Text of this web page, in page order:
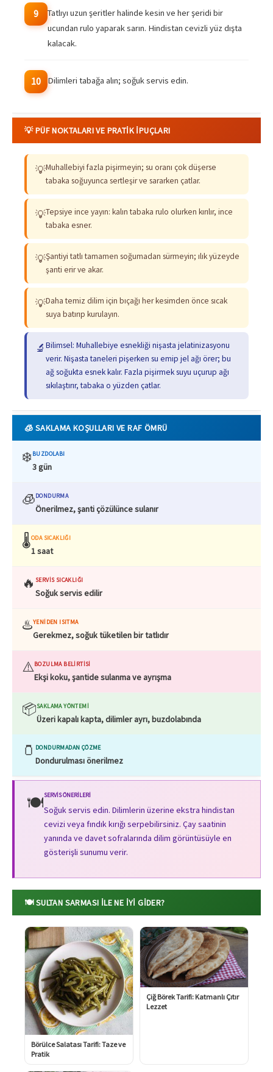
9
Tatlıyı uzun şeritler halinde kesin ve her şeridi bir
ucundan rulo yaparak sarın. Hindistan cevizli yüz dışta
kalacak.
10 Dilimleri tabağa alın; soğuk servis edin.
💡 PÜF NOKTALARI VE PRATIK İPUÇLARI
💡Muhallebiyi fazla pişirmeyin; su oranı çok düşerse
tabaka soğuyunca sertleşir ve sararken çatlar.
💡Tepsiye ince yayın: kalın tabaka rulo olurken kırılır, ince
tabaka esner.
💡Şantiyi tatlı tamamen soğumadan sürmeyin; ılık yüzeyde
şanti erir ve akar.
💡Daha temiz dilim için bıçağı her kesimden önce sıcak
suya batırıp kurulayın.
🔬 Bilimsel: Muhallebiye esnekliği nişasta jelatinizasyonu
verir. Nişasta taneleri pişerken su emip jel ağı örer; bu
ağ soğukta esnek kalır. Fazla pişirmek suyu uçurup ağı
sıkılaştırır, tabaka o yüzden çatlar.
🧊 SAKLAMA KOŞULLARI VE RAF ÖMRÜ
❄️BUZDOLABI
3 gün
🧊DONDURMA
Önerilmez, şanti çözülünce sulanır
🌡️ODA SICAKLIĞI
1 saat
🔥 SERVIS SICAKLIĞI
Soğuk servis edilir
♨️YENIDEN ISITMA
Gerekmez, soğuk tüketilen bir tatlıdır
⚠️BOZULMA BELIRTISI
Ekşi koku, şantide sulanma ve ayrışma
📦SAKLAMA YÖNTEMI
Üzeri kapalı kapta, dilimler ayrı, buzdolabında
🫙 DONDURMADAN ÇÖZME
Dondurulması önerilmez
🍽️SERVIS ÖNERILERI
Soğuk servis edin. Dilimlerin üzerine ekstra hindistan
cevizi veya fındık kırığı serpebilirsiniz. Çay saatinin
yanında ve davet sofralarında dilim görüntüsüyle en
gösterişli sunumu verir.
🍽️ SULTAN SARMASI ILE NE İYI GIDER?
Börülce Salatası Tarifi: Taze ve
Pratik
Çiğ Börek Tarifi: Katmanlı Çıtır
Lezzet